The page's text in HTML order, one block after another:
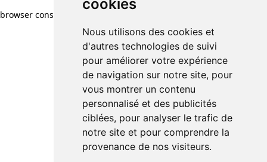
cookies
Nous utilisons des cookies et
d'autres technologies de suivi
pour améliorer votre expérience
de navigation sur notre site, pour
vous montrer un contenu
personnalisé et des publicités
ciblées, pour analyser le trafic de
notre site et pour comprendre la
provenance de nos visiteurs.
browser console for more information)